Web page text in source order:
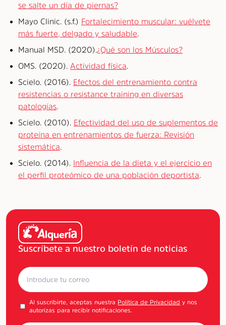
se salte un día de piernas?
Mayo Clinic. (s.f.) Fortalecimiento muscular: vuélvete
más fuerte, delgado y saludable
Manual MSD. (2020). ¿Qué son los Músculos?
OMS. (2020). Actividad física
Scielo. (2016). Efectos del entrenamiento contra
resistencias o resistance training en diversas
patologías
Scielo. (2010). Efectividad del uso de suplementos de
proteína en entrenamientos de fuerza: Revisión
sistemática
Scielo. (2014). Influencia de la dieta y el ejercicio en
el perfil proteómico de una población deportista
Suscríbete a nuestro boletín de noticias
Al suscribirte, aceptas nuestra Política de Privacidad y nos
autorizas para recibir notificaciones.